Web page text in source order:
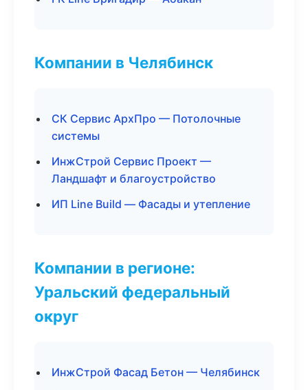
Компании в Челябинск
СК Сервис АрхПро — Потолочные
системы
ИнжСтрой Сервис Проект —
Ландшафт и благоустройство
ИП Line Build — Фасады и утепление
Компании в регионе:
Уральский федеральный
округ
ИнжСтрой Фасад Бетон — Челябинск